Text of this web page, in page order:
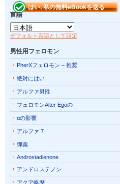
言語
デフォルト言語として設定
男性用フェロモン
PherXフェロモン – 推奨
絶対にはい
アルファ男性
フェロモンAlter Egoの
αの影響
アルファ 7
弾薬
Androstadienone
アンドロステノン
アクア略歴